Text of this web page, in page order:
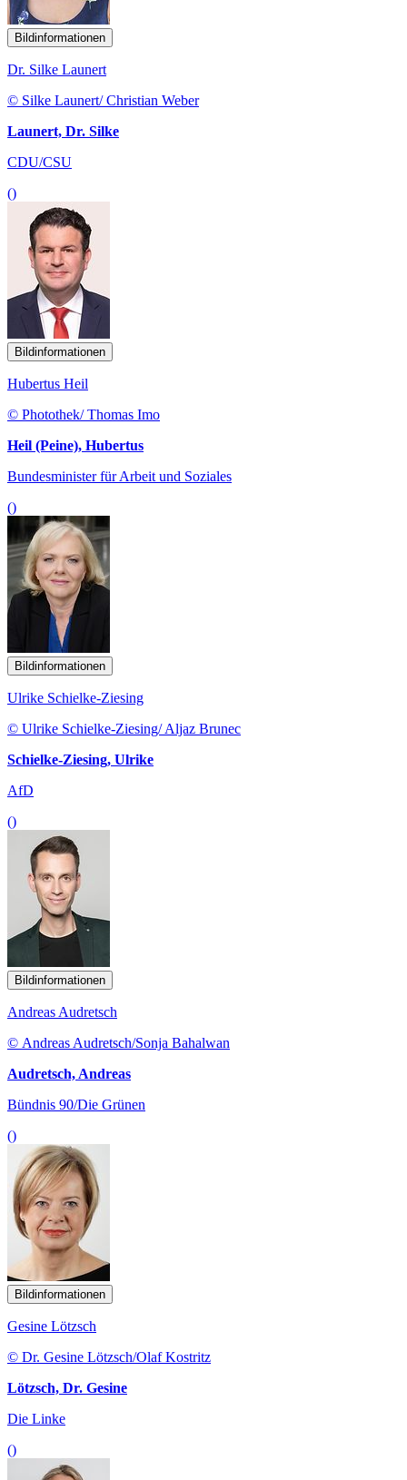
Bildinformationen
Dr. Silke Launert
© Silke Launert/ Christian Weber
Launert, Dr. Silke
CDU/CSU
()
Bildinformationen
Hubertus Heil
© Photothek/ Thomas Imo
Heil (Peine), Hubertus
Bundesminister für Arbeit und Soziales
()
Bildinformationen
Ulrike Schielke-Ziesing
© Ulrike Schielke-Ziesing/ Aljaz Brunec
Schielke-Ziesing, Ulrike
AfD
()
Bildinformationen
Andreas Audretsch
© Andreas Audretsch/Sonja Bahalwan
Audretsch, Andreas
Bündnis 90/Die Grünen
()
Bildinformationen
Gesine Lötzsch
© Dr. Gesine Lötzsch/Olaf Kostritz
Lötzsch, Dr. Gesine
Die Linke
()